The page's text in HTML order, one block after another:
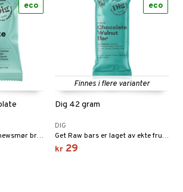
Havre og kremet cashewsmør brytes smakfullt av med sjokoladebiter.
eco
Finnes i flere varianter
Dig 42 gram
DIG
Get Raw bars er laget av ekte frukt og nøtter.
kr 29
eco